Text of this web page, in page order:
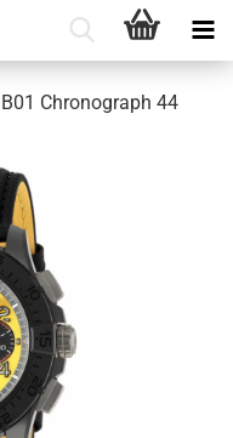
Chro­no­graph 44